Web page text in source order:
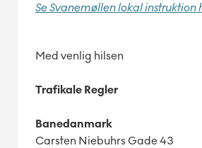
Se Svanemøllen lokal instruktion
Med venlig hilsen
Trafikale Regler
Banedanmark
Carsten Niebuhrs Gade 43